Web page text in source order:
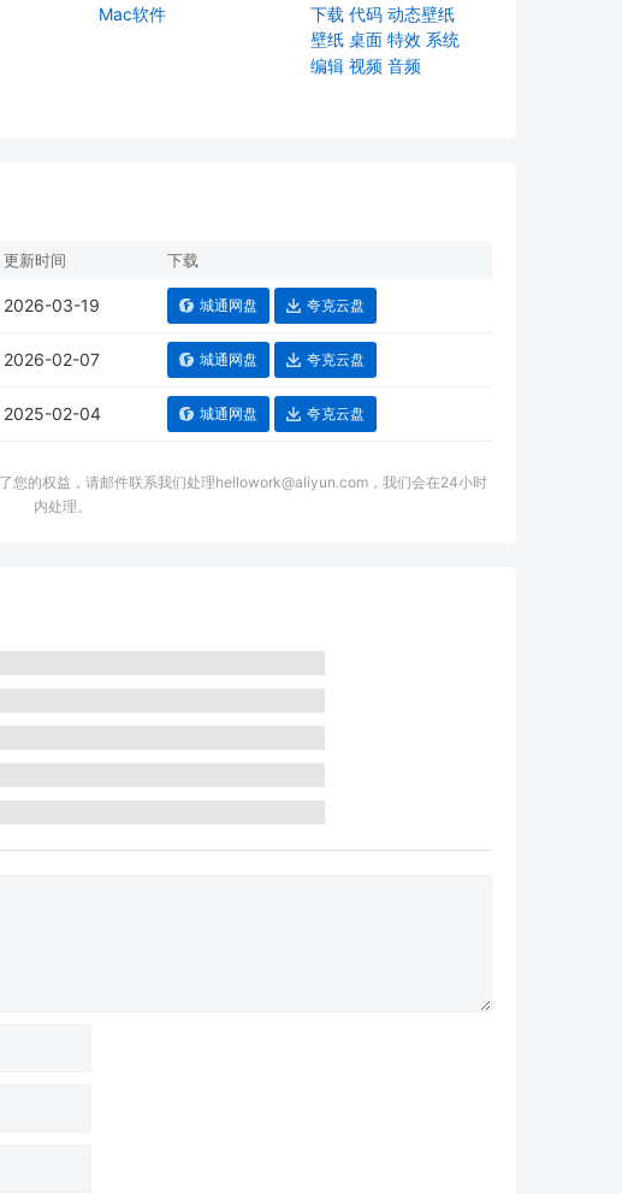
Mac软件 下载 代码 动态壁纸
壁纸 桌面 特效 系统
编辑 视频 音频
更新时间 下载
2026-03-19 城通网盘 夸克云盘
2026-02-07 城通网盘 夸克云盘
2025-02-04 城通网盘 夸克云盘
您的权益，请邮件联系我们处理hellowork@aliyun.com，我们会在24小时
内处理。